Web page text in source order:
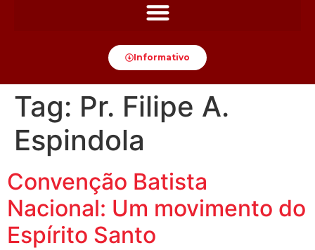
Informativo
Tag: Pr. Filipe A.
Espindola
Convenção Batista
Nacional: Um movimento do
Espírito Santo